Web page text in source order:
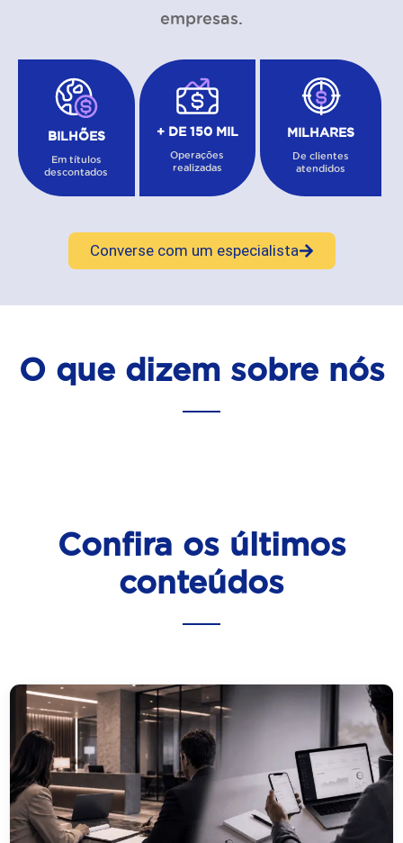
empresas.
BILHÕES
Em títulos
descontados
+ DE 150 MIL
Operações
realizadas
MILHARES
De clientes
atendidos
Converse com um especialista
O que dizem sobre nós
Confira os últimos
conteúdos